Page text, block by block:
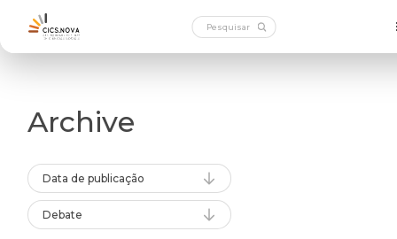
Archive
Data de publicação
Debate